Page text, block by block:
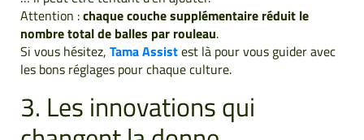
Attention :chaque couche supplémentaire réduit le
nombre total de balles par rouleau.
Si vous hésitez, Tama Assistest là pour vous guider avec
les bons réglages pour chaque culture.
3. Les innovations qui